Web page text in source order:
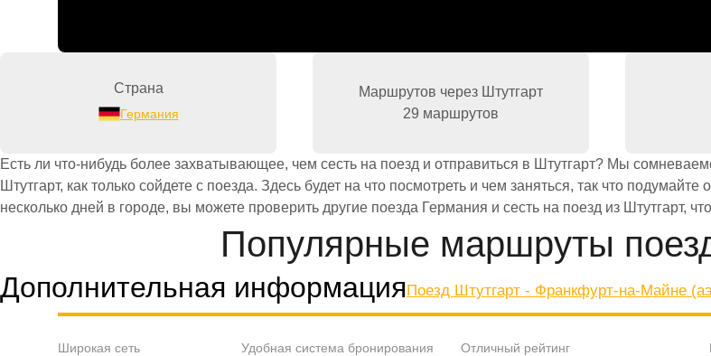
Страна
Германия
Маршрутов через Штутгарт
29 маршрутов
Есть ли что-нибудь более захватывающее, чем сесть на поезд и отправиться в Штутгарт? Мы
Штутгарт, как только сойдете с поезда. Здесь будет на что посмотреть и чем заняться, так что
несколько дней в городе, вы можете проверить другие поезда Германия и сесть на поезд из Штутгарт,
Популярные маршруты
Дополнительная информацияПоезд Штутгарт - Франкфурт-на-Майне
Широкая сеть Удобная система бронирования Отличный рейтинг